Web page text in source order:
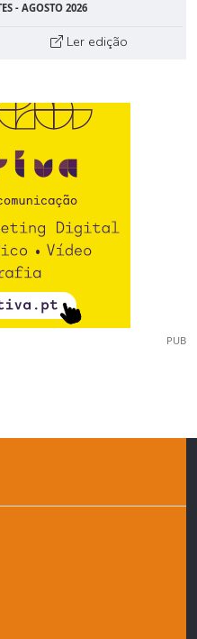
- AGOSTO 2026
Ler edição
PUB